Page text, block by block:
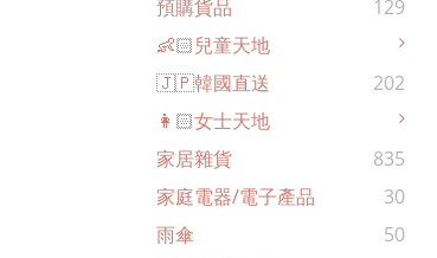
預購貨品
129
👶🏻兒童天地
🇯🇵韓國直送
202
👩🏻女士天地
家居雜貨
835
家庭電器/電子產品
30
雨傘
50